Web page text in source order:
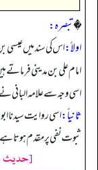
�تبصرہ:
اولاً:اس کی سند میں
امام علی بن مدینی
اسی وجہ سے علامہ البانی
ثانیاً:اسی روایت سیدنا
ثبوت نفی پر مقدم ہوتا
[حديث